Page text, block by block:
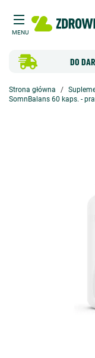
MENU
DO
Strona główna
SomnBalans 60 kaps. -